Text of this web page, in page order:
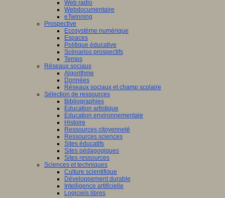
Web radio
Webdocumentaire
eTwinning
Prospective
Ecosystème numérique
Espaces
Politique éducative
Scénarios prospectifs
Temps
Réseaux sociaux
Algorithme
Données
Réseaux sociaux et champ scolaire
Sélection de ressources
Bibliographies
Education artistique
Education environnementale
Histoire
Ressources citoyenneté
Ressources sciences
Sites éducatifs
Sites pédagogiques
Sites ressources
Sciences et techniques
Culture scientifique
Développement durable
Intelligence artificielle
Logiciels libres